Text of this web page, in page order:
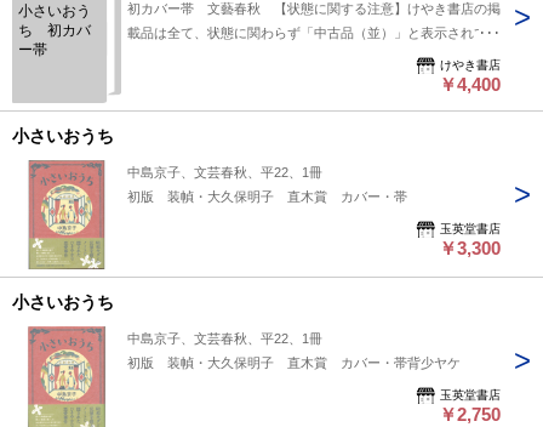
い。:
小さいおう
ち 初カバ
ー帯
初カバー帯 文藝春秋 【状態に関する注意】けやき書店の掲
載品は全て、状態に関わらず「中古品（並）」と表示されてい
ます。「日本の古本屋」は６段階の「状態」表記が必須となり
ましたが、当店の扱う商品の特質上、状態の簡易な区分けは適
に問題なく良好とお考え下さい。:
けやき書店
￥4,400
小さいおうち
中島京子、文芸春秋、平22、1冊
初版 装幀・大久保明子 直木賞 カバー・帯
玉英堂書店
￥3,300
小さいおうち
中島京子、文芸春秋、平22、1冊
初版 装幀・大久保明子 直木賞 カバー・帯背少ヤケ
玉英堂書店
￥2,750